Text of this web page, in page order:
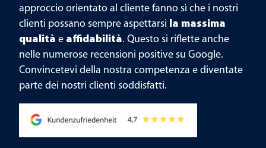
approccio orientato al cliente fanno sì che i nostri
clienti possano sempre aspettarsi la massima
qualità e affidabilità. Questo si riflette anche
nelle numerose recensioni positive su Google.
Convincetevi della nostra competenza e diventate
parte dei nostri clienti soddisfatti.